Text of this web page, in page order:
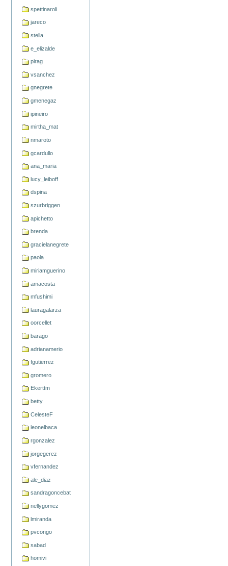
spettinaroli
jareco
stella
e_elizalde
pirag
vsanchez
gnegrete
gmenegaz
ipineiro
mirtha_mat
nmaroto
gcardullo
ana_maria
lucy_leiboff
dspina
szurbriggen
apichetto
brenda
gracielanegrete
paola
miriamguerino
amacosta
mfushimi
lauragalarza
oorcellet
barago
adrianamerio
fgutierrez
gromero
Ekerttm
betty
CelesteF
leonelbaca
rgonzalez
jorgegerez
vfernandez
ale_diaz
sandragoncebat
nellygomez
lmiranda
pvcongo
sabad
homivi